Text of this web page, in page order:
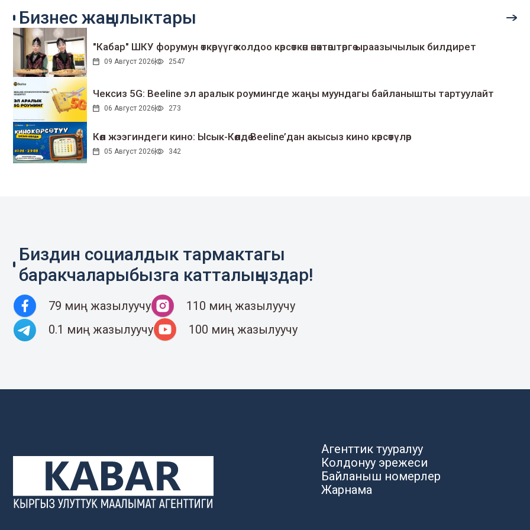
Бизнес жаңылыктары
"Кабар" ШКУ форумун өткөрүүгө колдоо көрсөткөн өнөктөштөргө ыраазычылык билдирет
09 Август 2026 2547
Чексиз 5G: Beeline эл аралык роумингде жаңы муундагы байланышты тартуулайт
06 Август 2026 273
Көл жээгиндеги кино: Ысык-Көлдө Beeline’дан акысыз кино көрсөтүлөр
05 Август 2026 342
Биздин социалдык тармактагы
баракчаларыбызга катталыңыздар!
79 миң жазылуучу
110 миң жазылуучу
0.1 миң жазылуучу
100 миң жазылуучу
Агенттик тууралуу
Колдонуу эрежеси
Байланыш номерлер
Жарнама